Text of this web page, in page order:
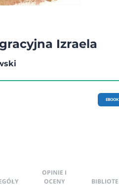
Izraela
EBOOK
OPINIE I
OCENY